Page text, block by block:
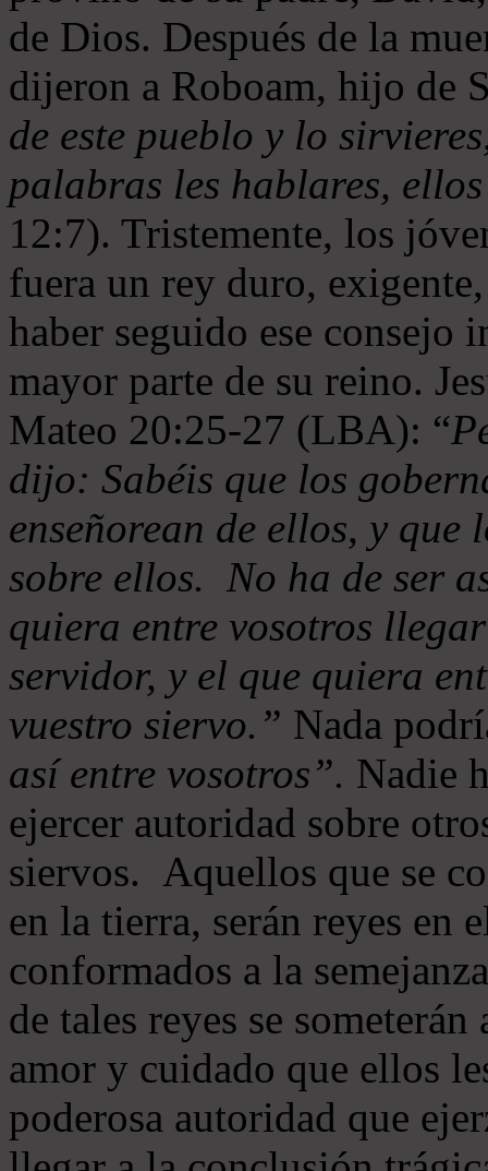
de Dios. Después de la
dijeron a Roboam, hijo de
de este pueblo y lo
palabras les hablares,
12:7). Tristemente, los
fuera un rey duro,
haber seguido ese consejo
mayor parte de su reino.
Mateo 20:25-27 (LBA): “
dijo: Sabéis que los
enseñorean de ellos, y
sobre ellos. No ha de ser
quiera entre vosotros
servidor, y el que quiera
vuestro siervo.” Nada
así entre vosotros”. Nadie
ejercer autoridad sobre
siervos. Aquellos que se
en la tierra, serán reyes en
conformados a la
de tales reyes se
amor y cuidado que ellos
poderosa autoridad que